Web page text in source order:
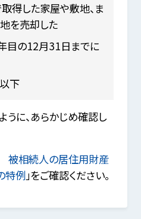
得した家屋や敷地、ま
を売却した
目の12月31日までに
下
に、あらかじめ確認し
相続人の居住用財産
特例」をご確認ください。